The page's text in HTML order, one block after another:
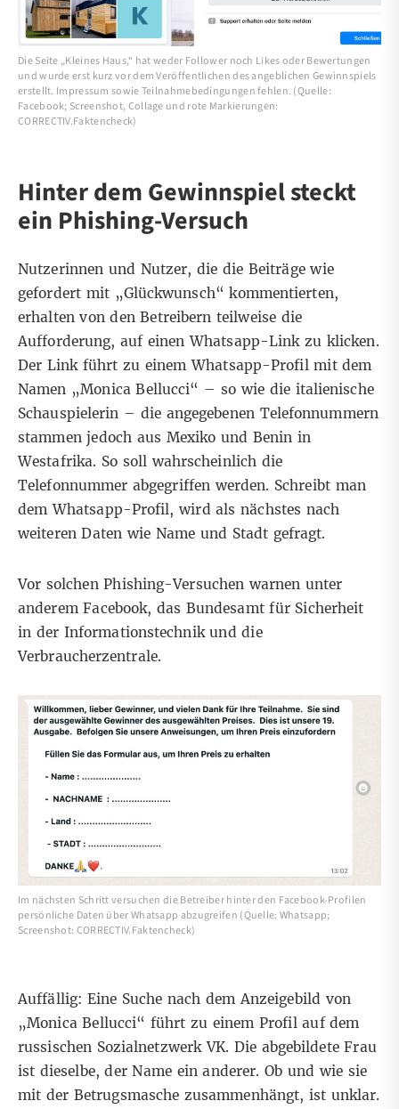
Die Seite „Kleines Haus,“ hat weder Follower noch Likes oder Bewertungen
und wurde erst kurz vor dem Veröffentlichen des angeblichen Gewinnspiels
erstellt. Impressum sowie Teilnahmebedingungen fehlen. (Quelle:
Facebook; Screenshot, Collage und rote Markierungen:
CORRECTIV.Faktencheck)
Hinter dem Gewinnspiel steckt
ein Phishing-Versuch
Nutzerinnen und Nutzer, die die Beiträge wie
gefordert mit „Glückwunsch“ kommentierten,
erhalten von den Betreibern teilweise die
Aufforderung, auf einen Whatsapp-Link zu klicken.
Der Link führt zu einem Whatsapp-Profil mit dem
Namen „Monica Bellucci“ – so wie die italienische
Schauspielerin – die angegebenen Telefonnummern
stammen jedoch aus Mexiko und Benin in
Westafrika. So soll wahrscheinlich die
Telefonnummer abgegriffen werden. Schreibt man
dem Whatsapp-Profil, wird als nächstes nach
weiteren Daten wie Name und Stadt gefragt.
Vor solchen Phishing-Versuchen warnen unter
anderemFacebook, das Bundesamt für Sicherheit
in der Informationstechnikund die
Verbraucherzentrale.
Im nächsten Schritt versuchen die Betreiber hinter den Facebook-Profilen
persönliche Daten über Whatsapp abzugreifen (Quelle: Whatsapp;
Screenshot: CORRECTIV.Faktencheck)
Auffällig: Eine Suche nach dem Anzeigebild von
„Monica Bellucci“ führt zu einem Profil auf dem
russischen Sozialnetzwerk VK. Die abgebildete Frau
ist dieselbe, der Name ein anderer. Ob und wie sie
mit der Betrugsmasche zusammenhängt, ist unklar.